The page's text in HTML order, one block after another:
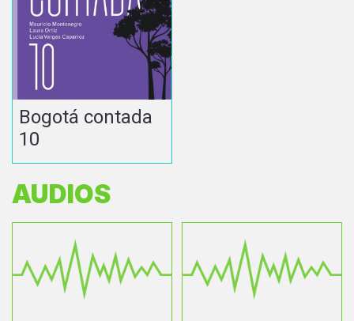
Bogotá contada
10
AUDIOS